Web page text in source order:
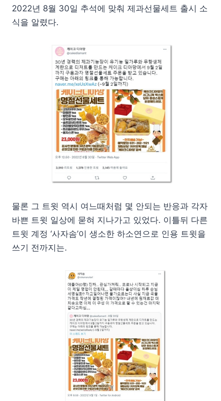
2022년 8월 30일 추석에 맞춰 제과선물세트 출시 소
식을 알렸다.
물론 그 트윗 역시 여느때처럼 몇 안되는 반응과 각자
바쁜 트윗 일상에 묻혀 지나가고 있었다. 이틀뒤 다른
트윗 계정 ‘사자솜’이 생소한 하소연으로 인용 트윗을
쓰기 전까지는.